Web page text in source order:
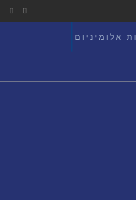
אלומיניום